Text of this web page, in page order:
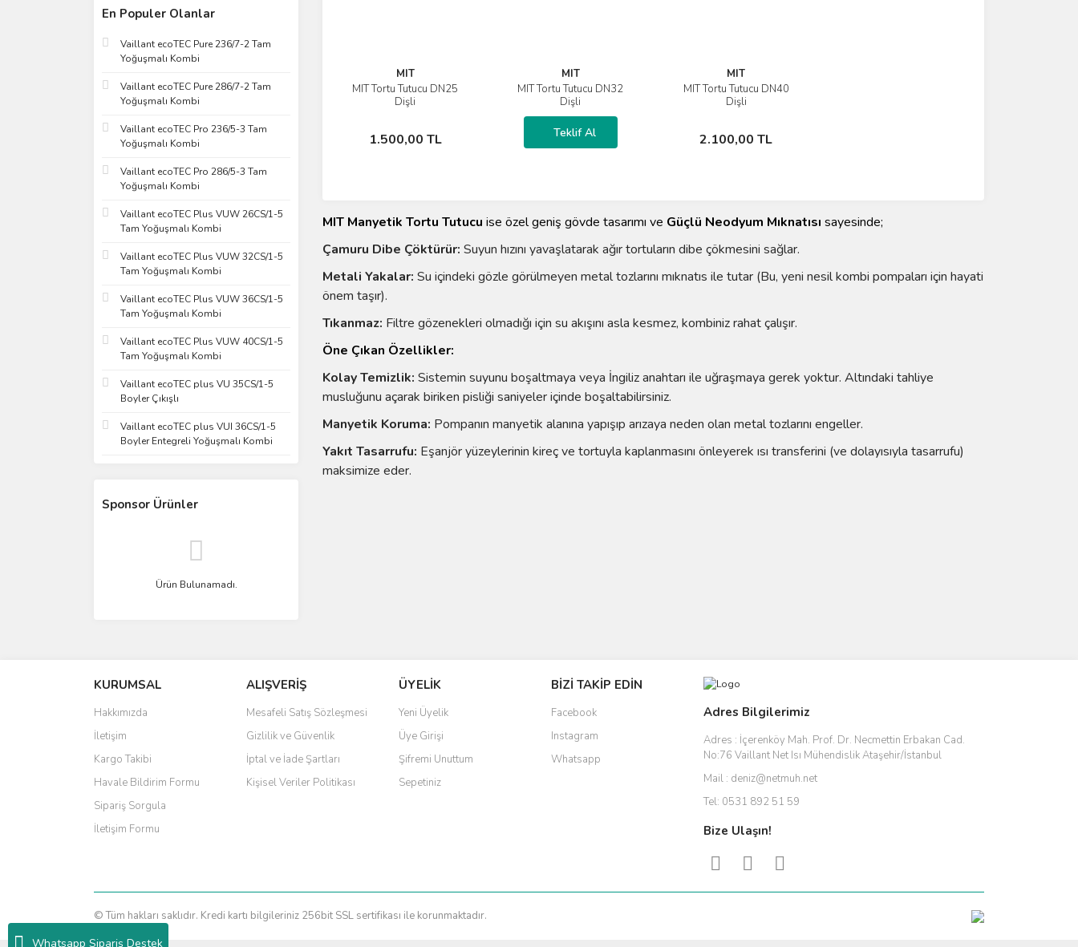
Whatsapp Sipariş Destek
En Populer Olanlar
Vaillant ecoTEC Pure 236/7-2 Tam
Yoğuşmalı Kombi
Vaillant ecoTEC Pure 286/7-2 Tam
Yoğuşmalı Kombi
Vaillant ecoTEC Pro 236/5-3 Tam
Yoğuşmalı Kombi
Vaillant ecoTEC Pro 286/5-3 Tam
Yoğuşmalı Kombi
Vaillant ecoTEC Plus VUW 26CS/1-5
Tam Yoğuşmalı Kombi
Vaillant ecoTEC Plus VUW 32CS/1-5
Tam Yoğuşmalı Kombi
Vaillant ecoTEC Plus VUW 36CS/1-5
Tam Yoğuşmalı Kombi
Vaillant ecoTEC Plus VUW 40CS/1-5
Tam Yoğuşmalı Kombi
Vaillant ecoTEC plus VU 35CS/1-5
Boyler Çıkışlı
Vaillant ecoTEC plus VUI 36CS/1-5
Boyler Entegreli Yoğuşmalı Kombi
Sponsor Ürünler
Ürün Bulunamadı.
MIT
MIT Tortu Tutucu DN25
Dişli
1.500,00 TL
İncele
Sepete Ekle
MIT
MIT Tortu Tutucu DN32
Dişli
Teklif Al
İncele
Teklif Al
MIT
MIT Tortu Tutucu DN40
Dişli
2.100,00 TL
İncele
Sepete Ekle
MIT Manyetik Tortu Tutucu ise özel geniş gövde tasarımı ve Güçlü Neodyum Mıknatısı sayesinde;
Çamuru Dibe Çöktürür: Suyun hızını yavaşlatarak ağır tortuların dibe çökmesini sağlar.
Metali Yakalar: Su içindeki gözle görülmeyen metal tozlarını mıknatıs ile tutar (Bu, yeni nesil kombi pompaları için hayati
önem taşır).
Tıkanmaz: Filtre gözenekleri olmadığı için su akışını asla kesmez, kombiniz rahat çalışır.
Öne Çıkan Özellikler:
Kolay Temizlik: Sistemin suyunu boşaltmaya veya İngiliz anahtarı ile uğraşmaya gerek yoktur. Altındaki tahliye
musluğunu açarak biriken pisliği saniyeler içinde boşaltabilirsiniz.
Manyetik Koruma: Pompanın manyetik alanına yapışıp arızaya neden olan metal tozlarını engeller.
Yakıt Tasarrufu: Eşanjör yüzeylerinin kireç ve tortuyla kaplanmasını önleyerek ısı transferini (ve dolayısıyla tasarrufu)
maksimize eder.
KURUMSAL
Hakkımızda
İletişim
Kargo Takibi
Havale Bildirim Formu
Sipariş Sorgula
İletişim Formu
ALIŞVERİŞ
Mesafeli Satış Sözleşmesi
Gizlilik ve Güvenlik
İptal ve İade Şartları
Kişisel Veriler Politikası
ÜYELİK
Yeni Üyelik
Üye Girişi
Şifremi Unuttum
Sepetiniz
BİZİ TAKİP EDİN
Facebook
Instagram
Whatsapp
Adres Bilgilerimiz
Adres : İçerenköy Mah. Prof. Dr. Necmettin Erbakan Cad.
No:76 Vaillant Net Isı Mühendislik Ataşehir/İstanbul
Mail : deniz@netmuh.net
Tel: 0531 892 51 59
Bize Ulaşın!
© Tüm hakları saklıdır. Kredi kartı bilgileriniz 256bit SSL sertifikası ile korunmaktadır.